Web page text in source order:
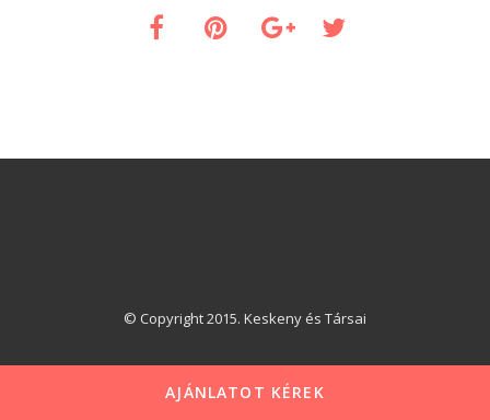
© Copyright 2015. Keskeny és Társai
AJÁNLATOT KÉREK